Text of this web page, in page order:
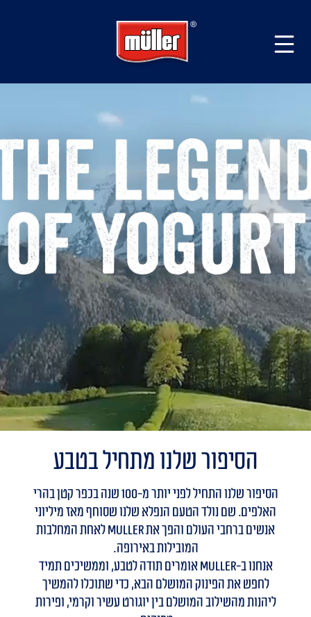
הסיפור שלנו מתחיל בטבע
הסיפור שלנו התחיל לפני יותר מ-100 שנה בכפר קטן בהרי
האלפים. שם נולד הטעם הנפלא שלנו שסוחף מאז מיליוני
אנשים ברחבי העולם והפך את Muller לאחת המחלבות
המובילות באירופה.
אנחנו ב-Muller אומרים תודה לטבע, וממשיכים תמיד
לחפש את הפינוק המושלם הבא, כדי שתוכלו להמשיך
ליהנות מהשילוב המושלם בין יוגורט עשיר וקרמי, ופירות